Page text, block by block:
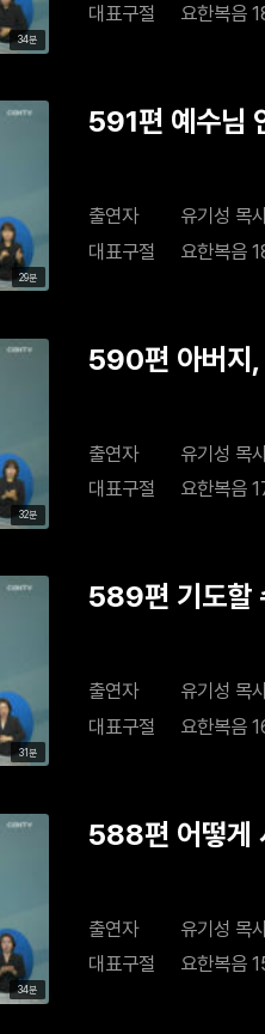
34분
대표구절
요한복음
29분
591편 예수님
출연자
유기성 목
대표구절
요한복음
32분
590편 아버지,
출연자
유기성 목
대표구절
요한복음
31분
589편 기도할
출연자
유기성 목
대표구절
요한복음
34분
588편 어떻게
출연자
유기성 목
대표구절
요한복음